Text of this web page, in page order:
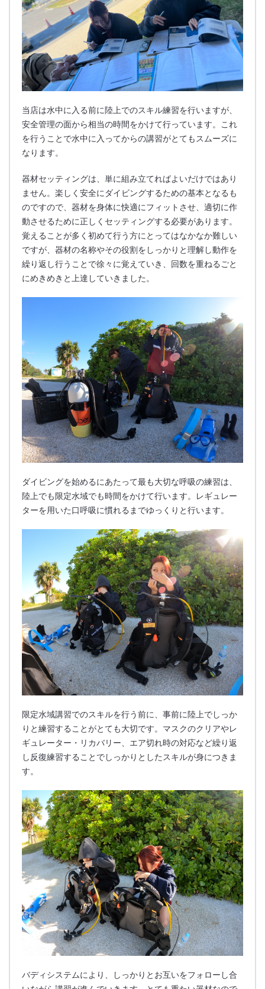
当店は水中に入る前に陸上でのスキル練習を行いますが、
安全管理の面から相当の時間をかけて行っています。これ
を行うことで水中に入ってからの講習がとてもスムーズに
なります。
器材セッティングは、単に組み立てればよいだけではあり
ません。楽しく安全にダイビングするための基本となるも
のですので、器材を身体に快適にフィットさせ、適切に作
動させるために正しくセッティングする必要があります。
覚えることが多く初めて行う方にとってはなかなか難しい
ですが、器材の名称やその役割をしっかりと理解し動作を
繰り返し行うことで徐々に覚えていき、回数を重ねるごと
にめきめきと上達していきました。
ダイビングを始めるにあたって最も大切な呼吸の練習は、
陸上でも限定水域でも時間をかけて行います。レギュレー
ターを用いた口呼吸に慣れるまでゆっくりと行います。
限定水域講習でのスキルを行う前に、事前に陸上でしっか
りと練習することがとても大切です。マスクのクリアやレ
ギュレーター・リカバリー、エア切れ時の対応など繰り返
し反復練習することでしっかりとしたスキルが身につきま
す。
バディシステムにより、しっかりとお互いをフォローし合